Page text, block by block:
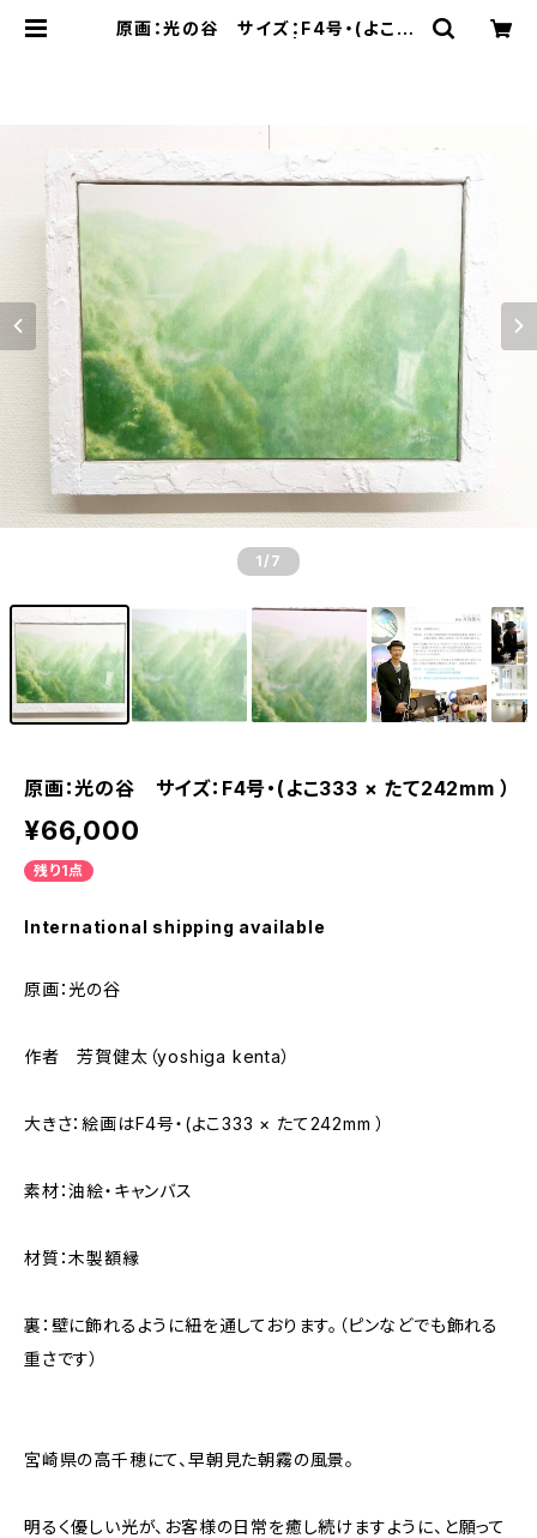
原画：光の谷 サイズ：F4号・(よこ33
1 /7
原画：光の谷 サイズ：F4号・(よこ333 × たて242mm ）
¥66,000
残り1点
International shipping available
原画：光の谷
作者 芳賀健太（yoshiga kenta）
大きさ：絵画はF4号・(よこ333 × たて242mm ）
素材：油絵・キャンバス
材質：木製額縁
裏：壁に飾れるように紐を通しております。（ピンなどでも飾れる
重さです）
宮崎県の高千穂にて、早朝見た朝霧の風景。
明るく優しい光が、お客様の日常を癒し続けますように、と願って